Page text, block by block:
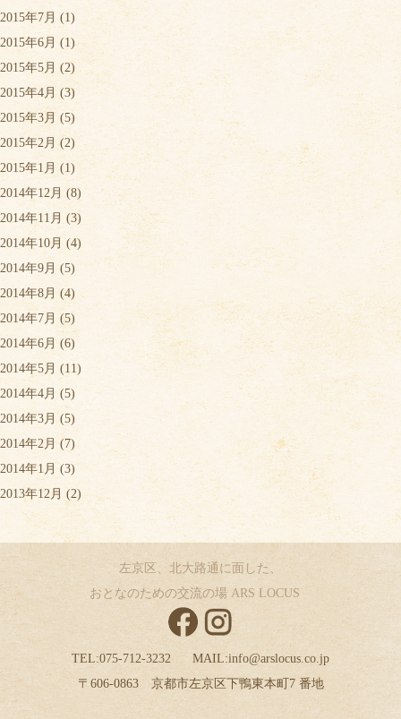
2015年7月 (1)
2015年6月 (1)
2015年5月 (2)
2015年4月(3)
2015年3月(5)
2015年2月 (2)
2015年1月(1)
2014年12月(8)
2014年11月 (3)
2014年10月 (4)
2014年9月(5)
2014年8月 (4)
2014年7月 (5)
2014年6月(6)
2014年5月 (11)
2014年4月(5)
2014年3月(5)
2014年2月(7)
2014年1月 (3)
2013年12月 (2)
左京区、北大路通に面した、
おとなのための交流の場 ARS LOCUS
TEL:075-712-3232 MAIL:info@arslocus.co.jp
〒606-0863 京都市左京区下鴨東本町7 番地